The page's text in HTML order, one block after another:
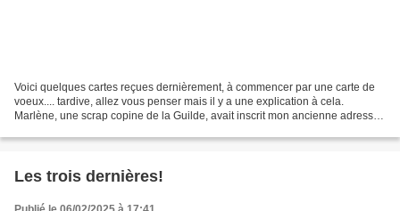
Voici quelques cartes reçues dernièrement, à commencer par une carte de
voeux.... tardive, allez vous penser mais il y a une explication à cela.
Marlène, une scrap copine de la Guilde, avait inscrit mon ancienne adresse
Les trois dernières!